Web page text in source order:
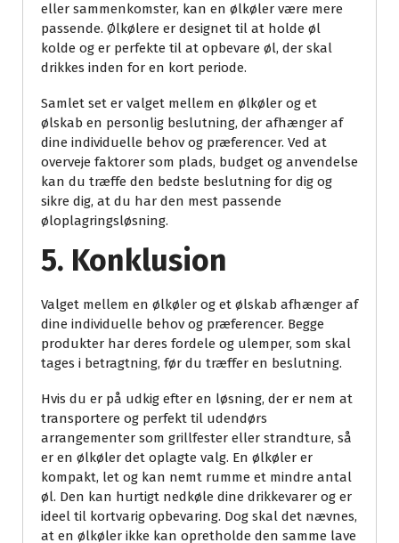
eller sammenkomster, kan en ølkøler være mere
passende. Ølkølere er designet til at holde øl
kolde og er perfekte til at opbevare øl, der skal
drikkes inden for en kort periode.
Samlet set er valget mellem en ølkøler og et
ølskab en personlig beslutning, der afhænger af
dine individuelle behov og præferencer. Ved at
overveje faktorer som plads, budget og anvendelse
kan du træffe den bedste beslutning for dig og
sikre dig, at du har den mest passende
øloplagringsløsning.
5. Konklusion
Valget mellem en ølkøler og et ølskab afhænger af
dine individuelle behov og præferencer. Begge
produkter har deres fordele og ulemper, som skal
tages i betragtning, før du træffer en beslutning.
Hvis du er på udkig efter en løsning, der er nem at
transportere og perfekt til udendørs
arrangementer som grillfester eller strandture, så
er en ølkøler det oplagte valg. En ølkøler er
kompakt, let og kan nemt rumme et mindre antal
øl. Den kan hurtigt nedkøle dine drikkevarer og er
ideel til kortvarig opbevaring. Dog skal det nævnes,
at en ølkøler ikke kan opretholde den samme lave